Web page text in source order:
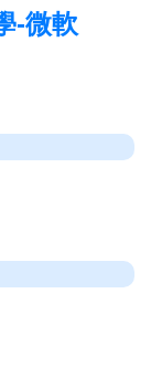
-微軟